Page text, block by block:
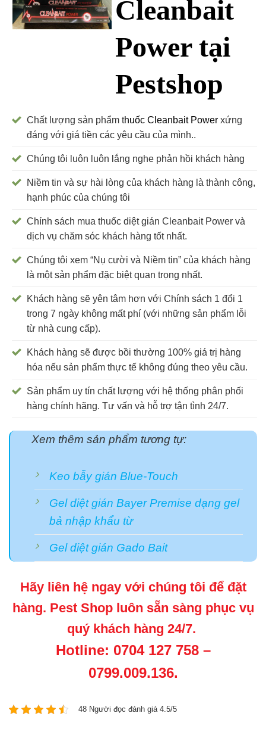
Cleanbait
Power tại
Pestshop
Chất lượng sản phẩm thuốc Cleanbait Power xứng
đáng với giá tiền các yêu cầu của mình..
Chúng tôi luôn luôn lắng nghe phản hồi khách hàng
Niềm tin và sự hài lòng của khách hàng là thành công,
hạnh phúc của chúng tôi
Chính sách mua thuốc diệt gián Cleanbait Power và
dịch vụ chăm sóc khách hàng tốt nhất.
Chúng tôi xem “Nụ cười và Niềm tin” của khách hàng
là một sản phẩm đặc biệt quan trọng nhất.
Khách hàng sẽ yên tâm hơn với Chính sách 1 đổi 1
trong 7 ngày không mất phí (với những sản phẩm lỗi
từ nhà cung cấp).
Khách hàng sẽ được bồi thường 100% giá trị hàng
hóa nếu sản phẩm thực tế không đúng theo yêu cầu.
Sản phẩm uy tín chất lượng với hệ thống phân phối
hàng chính hãng. Tư vấn và hỗ trợ tận tình 24/7.
Xem thêm sản phẩm tương tự:
Keo bẫy gián Blue-Touch
Gel diệt gián Bayer Premise dạng gel
bả nhập khẩu từ
Gel diệt gián Gado Bait
Hãy liên hệ ngay với chúng tôi để đặt
hàng. Pest Shop luôn sẵn sàng phục vụ
quý khách hàng 24/7.
Hotline: 0704 127 758 –
0799.009.136.
48 Người đọc đánh giá 4.5/5